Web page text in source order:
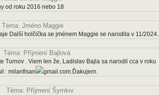
od roku 2016 nebo 18
Téma: Jméno Maggie
Další holčička se jménem Maggie se narodila v 11/2024.
Téma: Příjmení Bajlová
Turnov . Viem len že, Ladislav Bajla sa narodil cca v roku
: milanfisan
gmail.com.Ďakujem.
Téma: Příjmení Šymkiv